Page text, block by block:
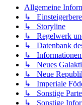
Allgemeine
↳
↳ Storyline
↳ Regelwerk
↳ Datenbank
↳ Informationen
↳ Neues
↳ Neue
↳ Imperiale
↳ Sonstige
↳ Sonstige